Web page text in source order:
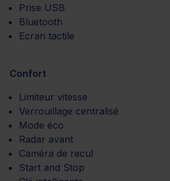
Prise USB
Bluetooth
Ecran tactile
Confort
Limiteur vitesse
Verrouillage centralisé
Mode éco
Radar avant
Caméra de recul
Start and Stop